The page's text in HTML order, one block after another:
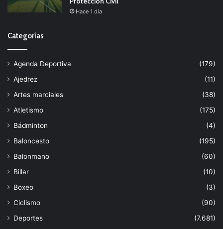
Hace 1 día
Categorías
Agenda Deportiva
(179)
Ajedrez
(11)
Artes marciales
(38)
Atletismo
(175)
Bádminton
(4)
Baloncesto
(195)
Balonmano
(60)
Billar
(10)
Boxeo
(3)
Ciclismo
(90)
Deportes
(7.681)